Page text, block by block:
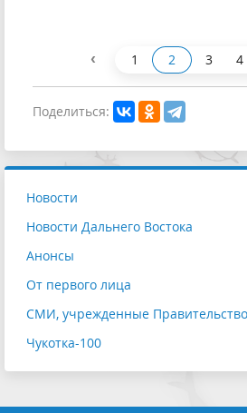
‹ 1 2 3 4
Поделиться:
Новости
Новости Дальнего Востока
Анонсы
От первого лица
СМИ, учрежденные
Чукотка-100